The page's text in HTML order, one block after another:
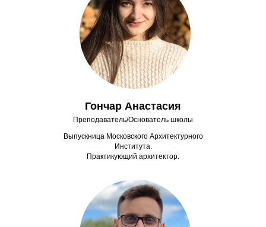
Преподаватель/Основатель школы
Гончар Анастасия
Выпускница Московского Архитектурного
Института.
Практикующий архитектор.